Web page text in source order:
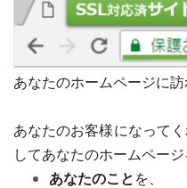
あなたのホームページに訪
あなたのお客様になって
してあなたのホームペー
あなたのこと を、